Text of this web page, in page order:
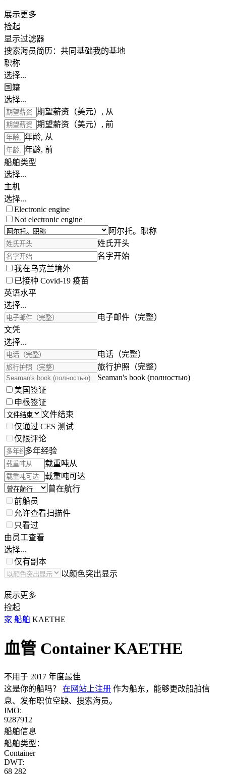
展示更多
捡起
显示过滤器
搜索海员简历： 共同基础我的基地
职称
选择...
国籍
选择...
期望薪资（美元）, 从
期望薪资（美元）, 前
年龄, 从
年龄, 前
船舶类型
选择...
主机
选择...
Electronic engine
Not electronic engine
阿尔托。职称
姓氏开头
名字开始
我在乌克兰境外
已接种 Covid-19 疫苗
英语水平
选择...
电子邮件（完整）
文凭
选择...
电话（完整）
旅行护照（完整）
Seaman's book (полностью)
美国签证
申根签证
文件结束
仅通过 CES 测试
仅限评论
多年经验
载重吨从
载重吨可达
曾在航行
前船员
允许查看扫描件
只看过
由员工查看
选择...
仅有副本
以颜色突出显示
展示更多
捡起
家 船舶 KAETHE
血管 ContainerKAETHE
不用于 2017 年度最佳
这是你的船吗？ 在网站上注册 作为船东，能够更改船舶信
息、发布职位空缺、搜索海员。
IMO:
9287912
船舶信息
船舶类型：
Container
DWT:
68 282